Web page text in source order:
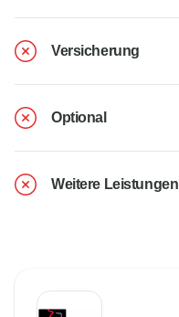
Versicherung
Optional
Weitere Leistungen